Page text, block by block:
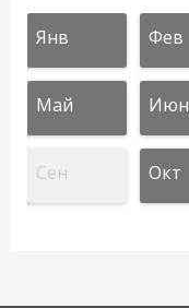
Янв Фев
Май Июн
Сен Окт